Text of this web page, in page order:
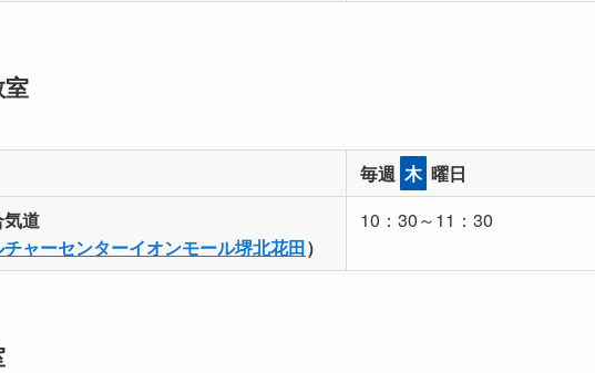
毎週 木 曜日
道
ャーセンターイオンモール堺北花田）
10：30～11：30